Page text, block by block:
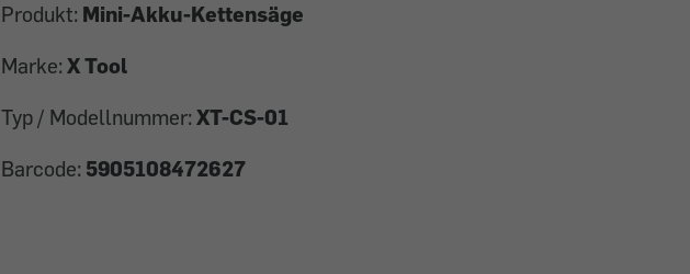
Produkt: Mini-Akku-Kettensäge
Marke: X Tool
Typ / Modellnummer: XT-CS-01
Barcode: 5905108472627